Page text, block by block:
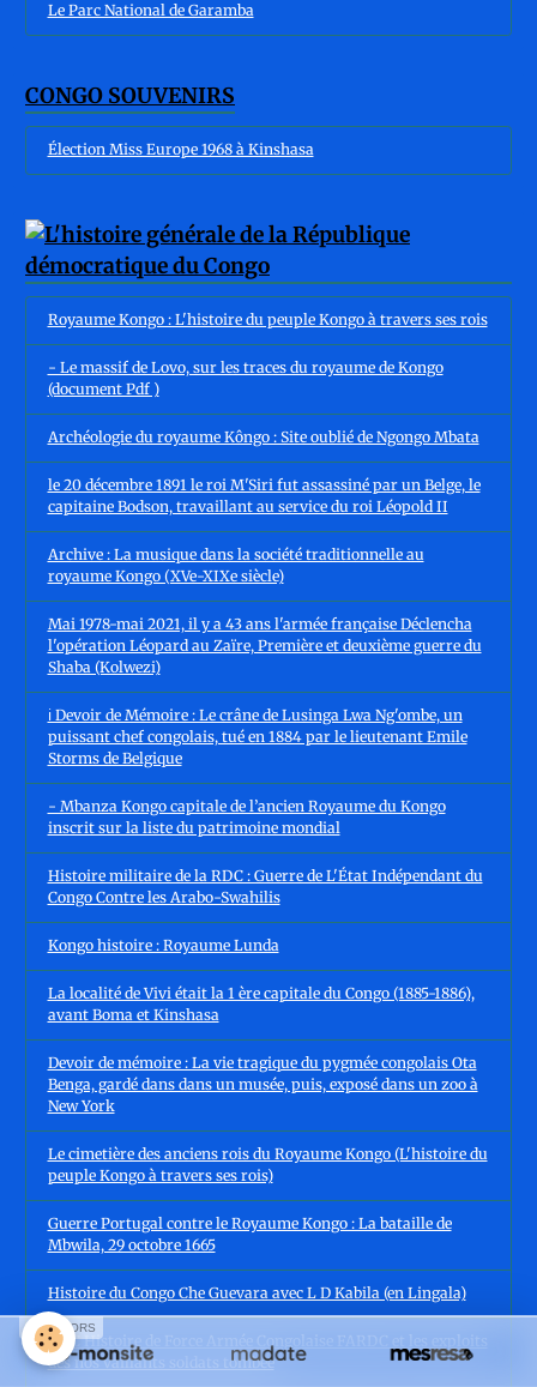
Le Parc National de Garamba
CONGO SOUVENIRS
Élection Miss Europe 1968 à Kinshasa
Royaume Kongo : L'histoire du peuple Kongo à travers ses rois
- Le massif de Lovo, sur les traces du royaume de Kongo
(document Pdf )
Archéologie du royaume Kôngo : Site oublié de Ngongo Mbata
le 20 décembre 1891 le roi M'Siri fut assassiné par un Belge, le
capitaine Bodson, travaillant au service du roi Léopold II
Archive : La musique dans la société traditionnelle au
royaume Kongo (XVe-XIXe siècle)
Mai 1978-mai 2021, il y a 43 ans l'armée française Déclencha
l'opération Léopard au Zaïre, Première et deuxième guerre du
Shaba (Kolwezi)
ℹ️ Devoir de Mémoire : Le crâne de Lusinga Lwa Ng'ombe, un
puissant chef congolais, tué en 1884 par le lieutenant Emile
Storms de Belgique
- Mbanza Kongo capitale de l’ancien Royaume du Kongo
inscrit sur la liste du patrimoine mondial
Histoire militaire de la RDC : Guerre de L'État Indépendant du
Congo Contre les Arabo-Swahilis
Kongo histoire : Royaume Lunda
La localité de Vivi était la 1 ère capitale du Congo (1885-1886),
avant Boma et Kinshasa
Devoir de mémoire : La vie tragique du pygmée congolais Ota
Benga, gardé dans dans un musée, puis, exposé dans un zoo à
New York
Le cimetière des anciens rois du Royaume Kongo (L'histoire du
peuple Kongo à travers ses rois)
Guerre Portugal contre le Royaume Kongo : La bataille de
Mbwila, 29 octobre 1665
Histoire du Congo Che Guevara avec L D Kabila (en Lingala)
RDC Histoire de Force Armée Congolaise FARDC et les exploits
des nos vaillants soldats tombée
SPONSORS